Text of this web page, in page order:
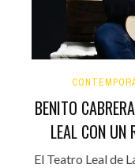
BENITO
LEAL CON UN
El Teatro Leal de